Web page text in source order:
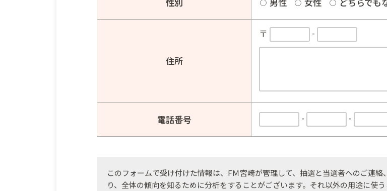
住所
〒 -
電話番号 - -
このフォームで受け付けた情報は、FＭ宮崎が管理して、抽選と当選者へのご連
り、全体の傾向を知るために分析をすることがございます。それ以外の用途に使う